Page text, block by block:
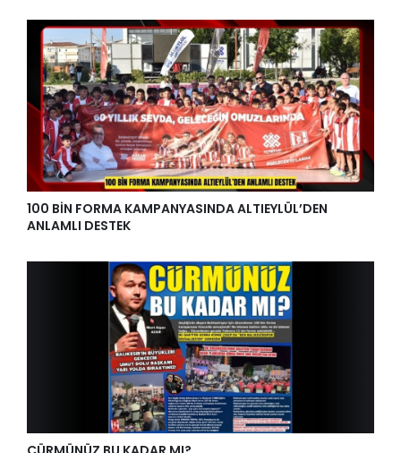
100 BİN FORMA KAMPANYASINDA ALTIEYLÜL’DEN
ANLAMLI DESTEK